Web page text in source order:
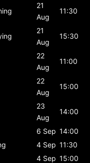
21
Aug
11:30
21
Aug
15:30
22
Aug
11:00
22
Aug
15:00
23
Aug
14:00
6 Sep 14:00
4 Sep 11:30
4 Sep 15:00